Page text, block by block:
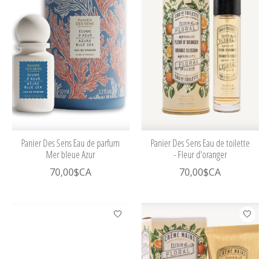
Panier Des Sens Eau de parfum
Mer bleue Azur
70,00$CA
Panier Des Sens Eau de toilette
- Fleur d'oranger
70,00$CA